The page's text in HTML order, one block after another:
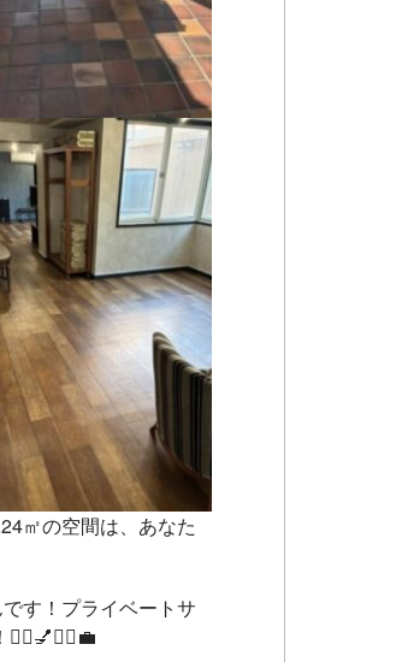
㎡の空間は、あなた
す！プライベートサ